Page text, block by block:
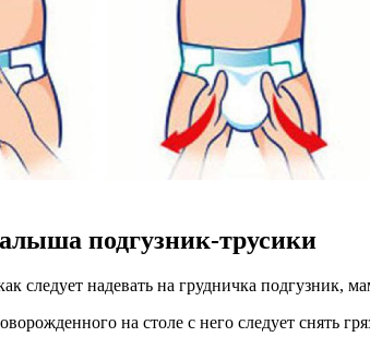
подгузник-трусики
следует надевать на грудничка подгузник,
на столе с него следует снять